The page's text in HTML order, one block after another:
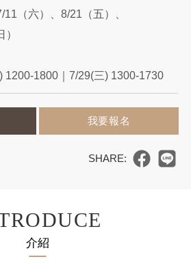
（六）、8/21（五）、
1200-1800｜7/29(三) 1300-1730
我要報名
介紹